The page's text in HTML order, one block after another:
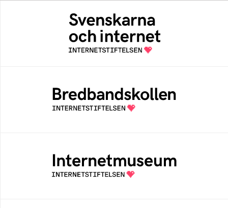
Svenskarna och internet
En årlig studie av svenska folkets
internetvanor
Bredbandskollen är ett oberoende
konsumentverktyg som drivs av
Internetstiftelsen
Ett digitalt museum som byggts, och kureras
av Internetstiftelsen